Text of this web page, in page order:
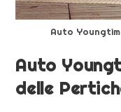
Auto
Auto
delle